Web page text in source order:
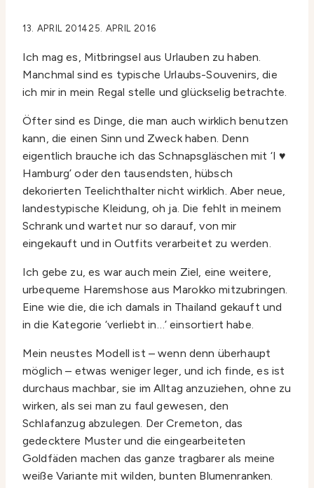
13. APRIL 201425. APRIL 2016
Ich mag es, Mitbringsel aus Urlauben zu haben.
Manchmal sind es typische Urlaubs-Souvenirs, die
ich mir in mein Regal stelle und glückselig betrachte.
Öfter sind es Dinge, die man auch wirklich benutzen
kann, die einen Sinn und Zweck haben. Denn
eigentlich brauche ich das Schnapsgläschen mit ‘I ♥
Hamburg’ oder den tausendsten, hübsch
dekorierten Teelichthalter nicht wirklich. Aber neue,
landestypische Kleidung, oh ja. Die fehlt in meinem
Schrank und wartet nur so darauf, von mir
eingekauft und in Outfits verarbeitet zu werden.
Ich gebe zu, es war auch mein Ziel, eine weitere,
urbequeme Haremshose aus Marokko mitzubringen.
Eine wie die, die ich damals in Thailand gekauft und
in die Kategorie ‘verliebt in…’ einsortiert habe.
Mein neustes Modell ist – wenn denn überhaupt
möglich – etwas weniger leger, und ich finde, es ist
durchaus machbar, sie im Alltag anzuziehen, ohne zu
wirken, als sei man zu faul gewesen, den
Schlafanzug abzulegen. Der Cremeton, das
gedecktere Muster und die eingearbeiteten
Goldfäden machen das ganze tragbarer als meine
weiße Variante mit wilden, bunten Blumenranken.